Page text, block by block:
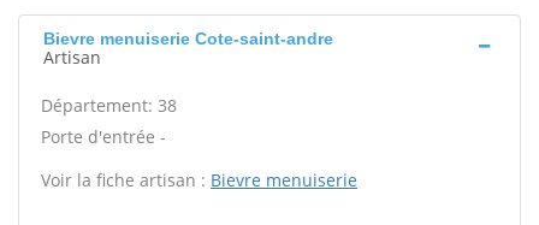
Bievre menuiserie Cote-saint-andre
Artisan
Département: 38
Porte d'entrée -
Voir la fiche artisan : Bievre menuiserie